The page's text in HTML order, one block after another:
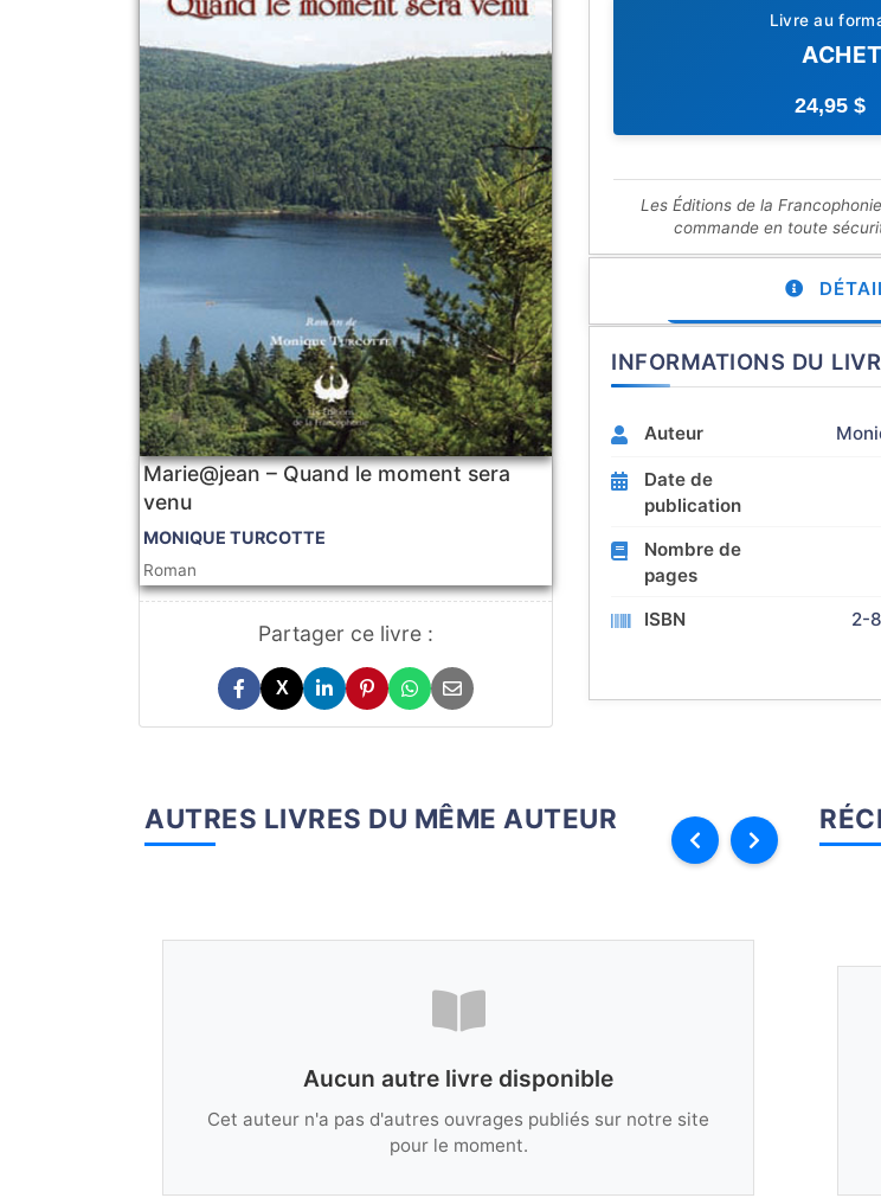
Marie@jean – Quand le moment sera
venu
MONIQUE TURCOTTE
Roman
Partager ce livre :
X
Livre au
24,95 $
Les Éditions de la
commande en toute
INFORMATIONS DU
Auteur
Date de
publication
Nombre de
pages
ISBN 2-
AUTRES LIVRES DU MÊME AUTEUR
Aucun autre livre disponible
Cet auteur n'a pas d'autres ouvrages publiés sur notre site
pour le moment.